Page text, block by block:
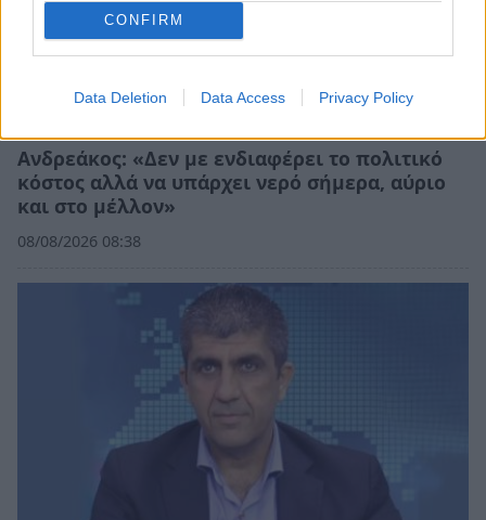
CONFIRM
Data Deletion Data Access Privacy Policy
Ανδρεάκος: «Δεν με ενδιαφέρει το πολιτικό
κόστος αλλά να υπάρχει νερό σήμερα, αύριο
και στο μέλλον»
08/08/2026 08:38